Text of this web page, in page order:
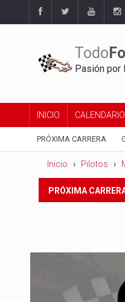
Todo
Pasión por
INICIO CALENDARIO
PRÓXIMA CARRERA
Inicio Pilotos
PRÓXIMA